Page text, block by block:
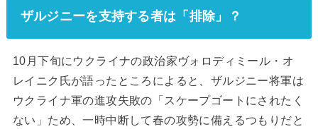
ザルジニーを支持する者は「排除」？
10月下旬にウクライナの政治家ヴォロディミール・オ
レイニク氏が語ったところによると、ザルジニー将軍は
ウクライナ軍の進攻失敗の「スケープゴートにされたく
ない」ため、一時中断して春の攻勢に備えるつもりだと